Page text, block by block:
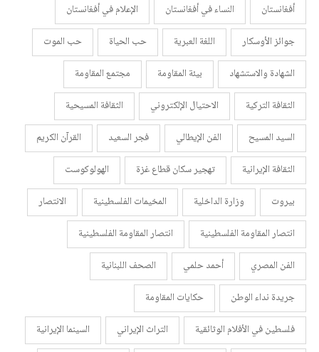
أفغانستان
النساء في أفغانستان
الإعلام في أفغانستان
جوائز الأوسكار
اللغة العبرية حب الحياة
حب الموت
الشهادة والاستشهاد
بيئة المقاومة
مجتمع المقاومة
الثقافة التركية
الاحتيال الإلكتروني
الثقافة المسيحية
السيد المسيح
الفن الإيطالي فجر السعيد
القرآن الكريم
الثقافة الإيرانية
تهجير سكان قطاع غزة
الهولوكوست
بيروت
وزارة الداخلية المخيمات الفلسطينية
الانتصار
انتصار المقاومة الفلسطينية
انتصار المقاومة الفلسطينية
الفن المصري
أحمد حلمي
الصحف اللبنانية
جريدة نداء الوطن
حكايات المقاومة
فلسطين في الأفلام الوثائقية
التراث الإيراني
السينما الإيرانية